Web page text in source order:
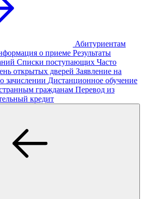
Абитуриентам
о приеме Результаты
Списки поступающих Часто
открытых дверей Заявление на
зачислении Дистанционное обучение
гражданам Перевод из
кредит